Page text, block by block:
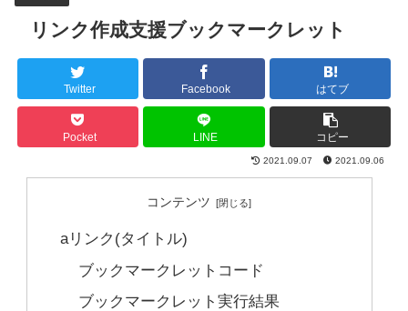
リンク作成支援ブックマークレット
Twitter Facebook はてブ
Pocket LINE コピー
2021.09.07 2021.09.06
コンテンツ
aリンク(タイトル)
ブックマークレットコード
ブックマークレット実行結果